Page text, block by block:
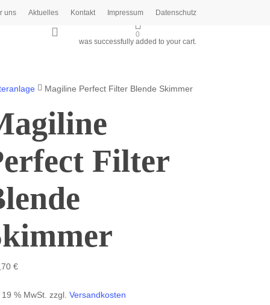
uns Aktuelles Kontakt Impressum Datenschutz
0
was successfully added to your cart.
Magiline Perfect Filter Blende Skimmer
Filter
€
% MwSt. zzgl. Versandkosten